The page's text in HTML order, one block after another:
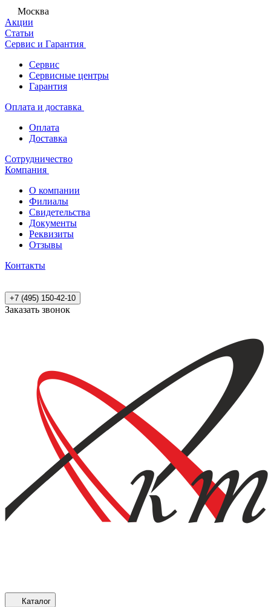
Москва
Акции
Статьи
Сервис и Гарантия
Сервис
Сервисные центры
Гарантия
Оплата и доставка
Оплата
Доставка
Сотрудничество
Компания
О компании
Филиалы
Свидетельства
Документы
Реквизиты
Отзывы
Контакты
+7 (495) 150-42-10
Заказать звонок
Каталог